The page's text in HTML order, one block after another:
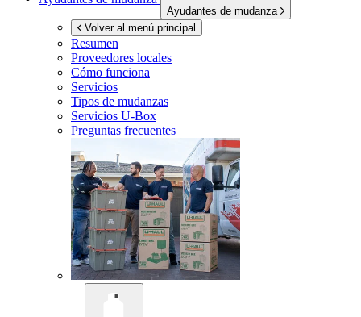
Ayudantes de mudanza
Volver al menú principal
Resumen
Proveedores locales
Cómo funciona
Servicios
Tipos de mudanzas
Servicios U-Box
Preguntas frecuentes